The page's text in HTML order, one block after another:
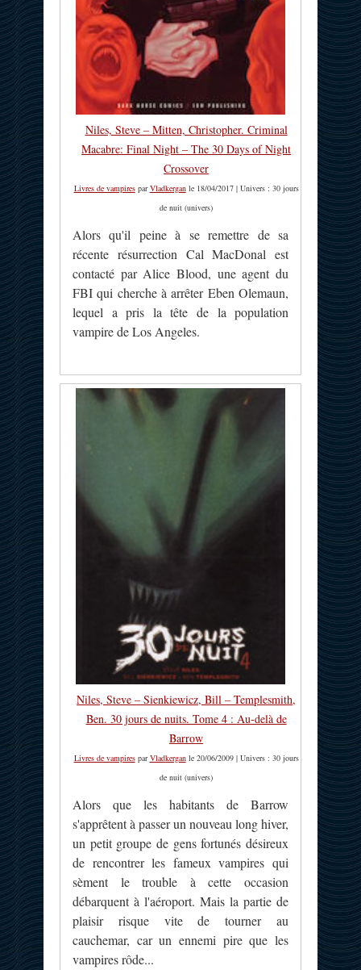
Niles, Steve – Mitten, Christopher. Criminal
Macabre: Final Night – The 30 Days of Night
Crossover
Livres de vampiresparVladkerganle 18/04/2017 | Univers : 30 jours
de nuit (univers)
Alors qu'il peine à se remettre de sa
récente résurrection Cal MacDonal est
contacté par Alice Blood, une agent du
FBI qui cherche à arrêter Eben Olemaun,
lequel a pris la tête de la population
vampire de Los Angeles.
Niles, Steve – Sienkiewicz, Bill – Templesmith,
Ben. 30 jours de nuits. Tome 4 : Au-delà de
Barrow
Livres de vampiresparVladkerganle 20/06/2009 | Univers : 30 jours
de nuit (univers)
Alors que les habitants de Barrow
s'apprêtent à passer un nouveau long hiver,
un petit groupe de gens fortunés désireux
de rencontrer les fameux vampires qui
sèment le trouble à cette occasion
débarquent à l'aéroport. Mais la partie de
plaisir risque vite de tourner au
cauchemar, car un ennemi pire que les
vampires rôde...